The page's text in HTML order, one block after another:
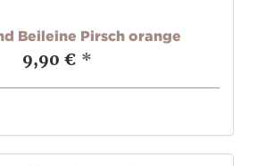
Beileine Pirsch orange
9,90 € *